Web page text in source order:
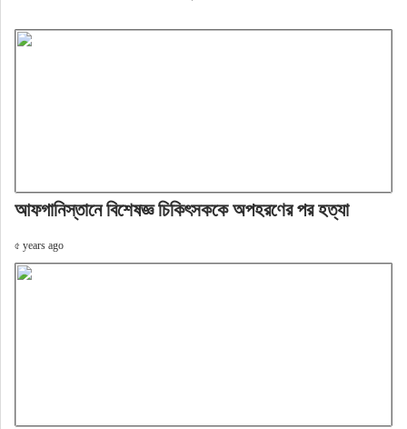
আফগানিস্তানে বিশেষজ্ঞ চিকিৎসককে অপহরণের পর হত্যা
৫ years ago